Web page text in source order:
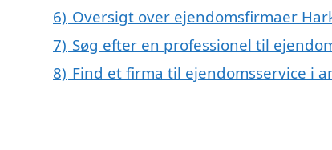
6) Oversigt over ejendomsfirmaer
7) Søg efter en professionel til
8) Find et firma til ejendomsservice i